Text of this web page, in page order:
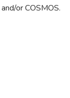
or COSMOS.